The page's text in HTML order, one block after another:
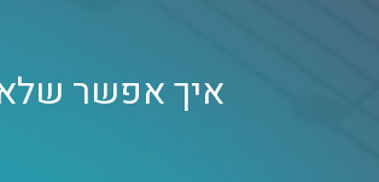
איך אפשר